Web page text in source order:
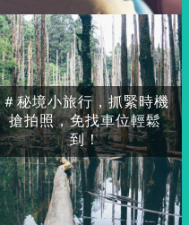
＃秘境小旅行，抓緊時機
搶拍照，免找車位輕鬆
到！